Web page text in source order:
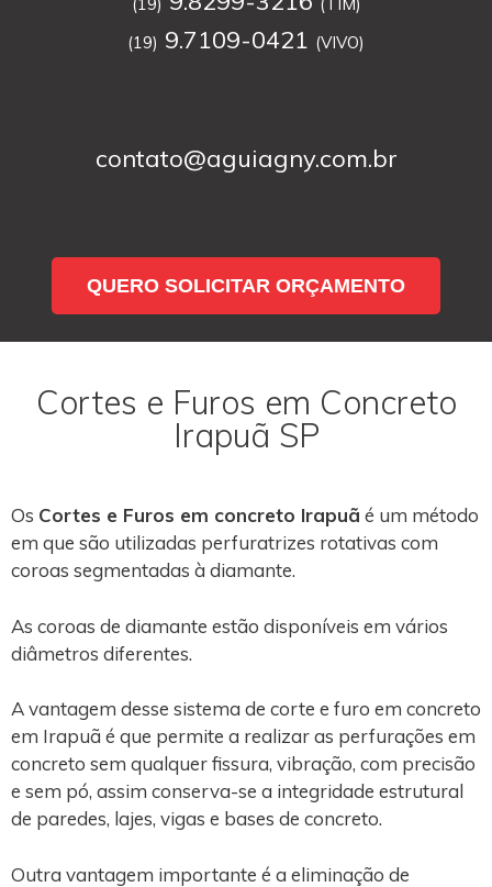
(19) 9.7109-0421 (VIVO)
contato@aguiagny.com.br
QUERO SOLICITAR ORÇAMENTO
Cortes e Furos em Concreto
Irapuã SP
Os Cortes e Furos em concreto Irapuã é um método
em que são utilizadas perfuratrizes rotativas com
coroas segmentadas à diamante.
As coroas de diamante estão disponíveis em vários
diâmetros diferentes.
A vantagem desse sistema de corte e furo em concreto
em Irapuã é que permite a realizar as perfurações em
concreto sem qualquer fissura, vibração, com precisão
e sem pó, assim conserva-se a integridade estrutural
de paredes, lajes, vigas e bases de concreto.
Outra vantagem importante é a eliminação de